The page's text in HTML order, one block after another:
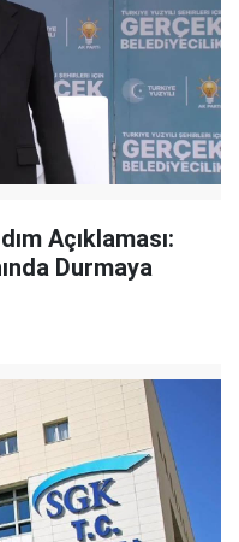
Açıklaması:
Durmaya